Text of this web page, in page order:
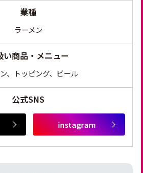
業種
ラーメン
い商品・メニュー
、トッピング、ビール
公式SNS